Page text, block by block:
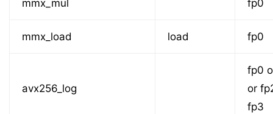
mmx_mul fp0
mmx_load load fp0
avx256_log
fp0
or
fp3